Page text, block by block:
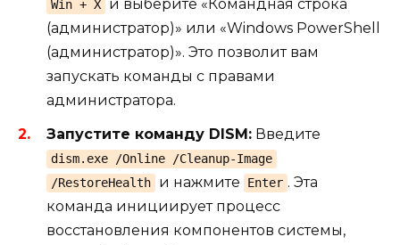
Win + X
и выберите «Командная строка
(администратор)» или «Windows PowerShell
(администратор)». Это позволит вам
запускать команды с правами
администратора.
Запустите команду DISM: Введите
dism.exe /Online /Cleanup-Image
/RestoreHealth
и нажмите Enter . Эта
команда инициирует процесс
восстановления компонентов системы,